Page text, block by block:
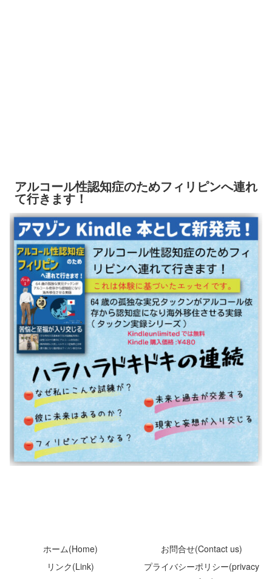
アルコール性認知症のためフィリピンへ連れ
て行きます！
ホーム(Home)
お問合せ(Contact us)
リンク(Link)
プライバシーポリシー(privacy